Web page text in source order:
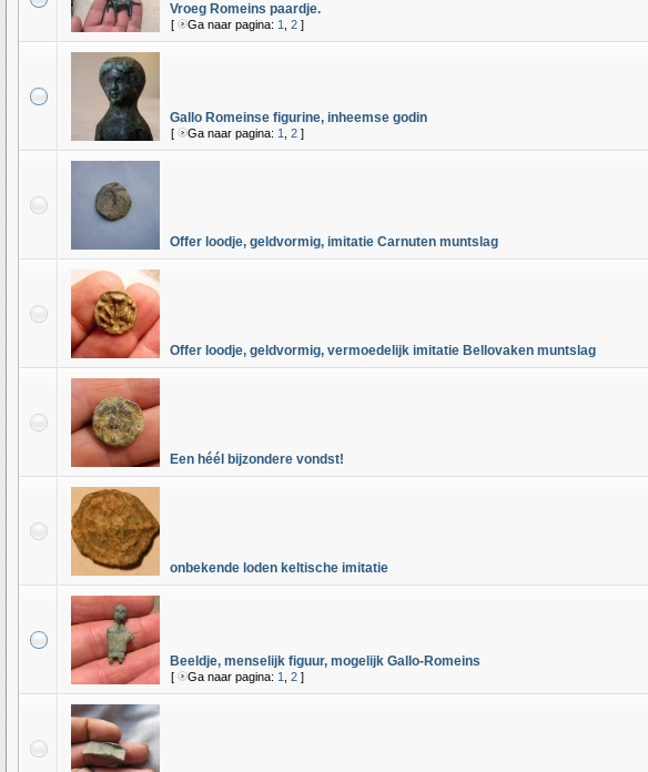
Vroeg Romeins paardje.
[ Ga naar pagina: 1 2 ]
Gallo Romeinse figurine, inheemse godin
[ Ga naar pagina: 1 2 ]
Offer loodje, geldvormig, imitatie Carnuten muntslag
Offer loodje, geldvormig, vermoedelijk imitatie Bellovaken muntslag
Een héél bijzondere vondst!
onbekende loden keltische imitatie
Beeldje, menselijk figuur, mogelijk Gallo-Romeins
[ Ga naar pagina: 1 2 ]